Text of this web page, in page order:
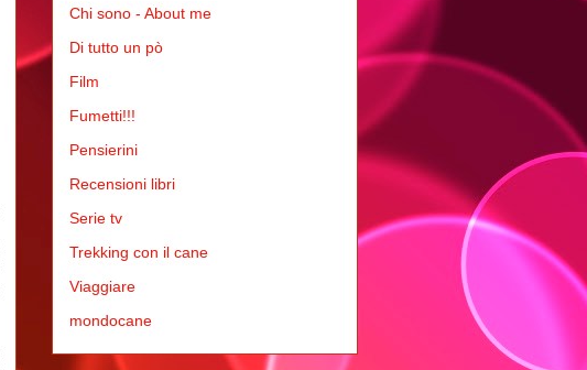
Chi sono - About me
Di tutto un pò
Film
Fumetti!!!
Pensierini
Recensioni libri
Serie tv
Trekking con il cane
Viaggiare
mondocane